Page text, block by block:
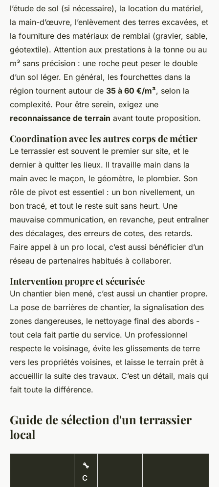
l’étude de sol (si nécessaire), la location du matériel,
la main-d’œuvre, l’enlèvement des terres excavées, et
la fourniture des matériaux de remblai (gravier, sable,
géotextile). Attention aux prestations à la tonne ou au
m³ sans précision : une roche peut peser le double
d’un sol léger. En général, les fourchettes dans la
région tournent autour de 35 à 60 €/m³, selon la
complexité. Pour être serein, exigez une
reconnaissance de terrain avant toute proposition.
Coordination avec les autres corps de métier
Le terrassier est souvent le premier sur site, et le
dernier à quitter les lieux. Il travaille main dans la
main avec le maçon, le géomètre, le plombier. Son
rôle de pivot est essentiel : un bon nivellement, un
bon tracé, et tout le reste suit sans heurt. Une
mauvaise communication, en revanche, peut entraîner
des décalages, des erreurs de cotes, des retards.
Faire appel à un pro local, c’est aussi bénéficier d’un
réseau de partenaires habitués à collaborer.
Intervention propre et sécurisée
Un chantier bien mené, c’est aussi un chantier propre.
La pose de barrières de chantier, la signalisation des
zones dangereuses, le nettoyage final des abords -
tout cela fait partie du service. Un professionnel
respecte le voisinage, évite les glissements de terre
vers les propriétés voisines, et laisse le terrain prêt à
accueillir la suite des travaux. C’est un détail, mais qui
fait toute la différence.
Guide de sélection d'un terrassier
local
🔧
C